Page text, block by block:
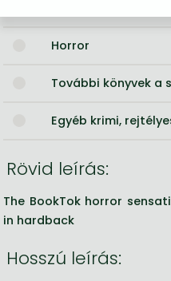
Horror
További könyvek a
Egyéb krimi,
Rövid leírás:
The BookTok horror
in hardback
Hosszú leírás: